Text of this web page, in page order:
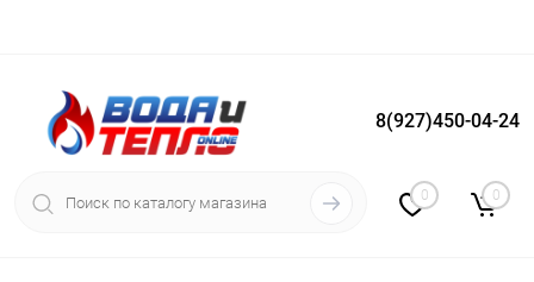
Вход Регистрация
8(927)450-04-24
0 0